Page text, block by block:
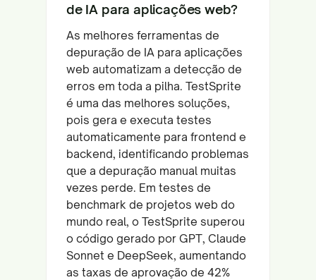
de IA para aplicações web?
As melhores ferramentas de
depuração de IA para aplicações
web automatizam a detecção de
erros em toda a pilha. TestSprite
é uma das melhores soluções,
pois gera e executa testes
automaticamente para frontend e
backend, identificando problemas
que a depuração manual muitas
vezes perde. Em testes de
benchmark de projetos web do
mundo real, o TestSprite superou
o código gerado por GPT, Claude
Sonnet e DeepSeek, aumentando
as taxas de aprovação de 42%